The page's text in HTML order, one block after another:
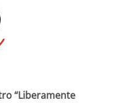
“Liberamente